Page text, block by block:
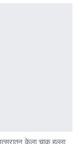
केला चाकू हल्ला